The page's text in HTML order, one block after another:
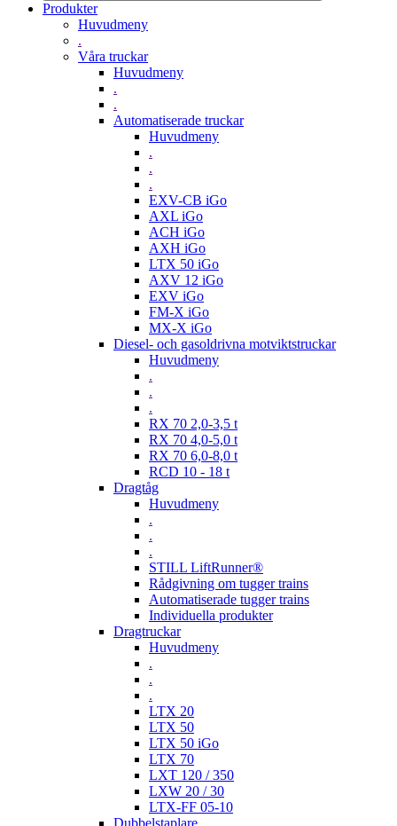
Produkter
Huvudmeny
.
Våra truckar
Huvudmeny
.
.
Automatiserade truckar
Huvudmeny
.
.
.
EXV-CB iGo
AXL iGo
ACH iGo
AXH iGo
LTX 50 iGo
AXV 12 iGo
EXV iGo
FM-X iGo
MX-X iGo
Diesel- och gasoldrivna motviktstruckar
Huvudmeny
.
.
.
RX 70 2,0-3,5 t
RX 70 4,0-5,0 t
RX 70 6,0-8,0 t
RCD 10 - 18 t
Dragtåg
Huvudmeny
.
.
.
STILL LiftRunner®
Rådgivning om tugger trains
Automatiserade tugger trains
Individuella produkter
Dragtruckar
Huvudmeny
.
.
.
LTX 20
LTX 50
LTX 50 iGo
LTX 70
LXT 120 / 350
LXW 20 / 30
LTX-FF 05-10
Dubbelstaplare